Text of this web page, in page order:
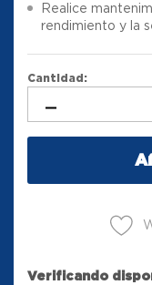
Realice
rendimiento y la
Cantidad:
Verificando